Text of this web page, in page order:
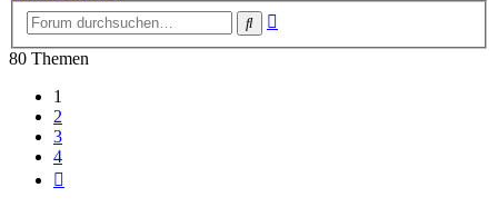
Suche
80 Themen
1
2
3
4